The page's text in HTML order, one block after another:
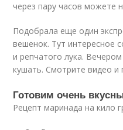
через пару часов можете
Подобрала еще один
вешенок. Тут интересное
и репчатого лука.
кушать. Смотрите видео и
Готовим очень
Рецепт маринада на кило